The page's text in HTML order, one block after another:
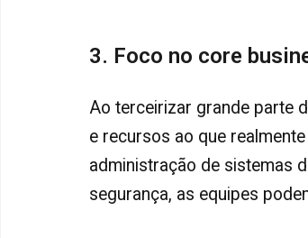
3. Foco no core
Ao terceirizar grande parte
e recursos ao que
administração de sistemas
segurança, as equipes